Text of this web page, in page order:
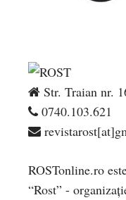
Str. Traian nr.
0740.103.621
ROSTonline.ro
“Rost” -